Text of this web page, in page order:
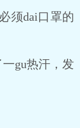
须dai口罩的
gu热汗，发